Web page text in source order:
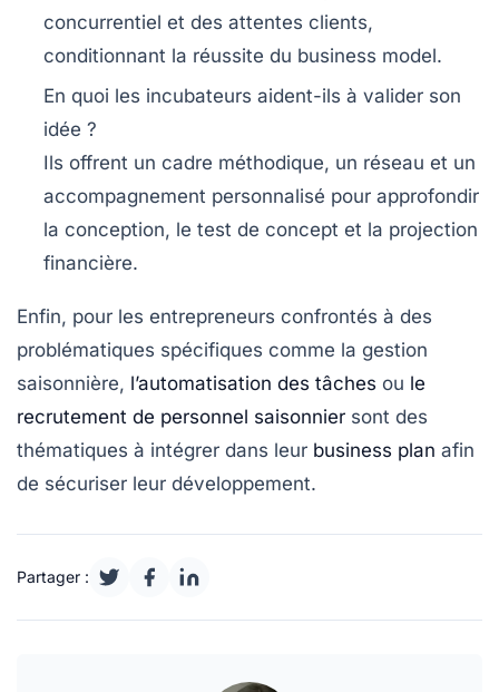
concurrentiel et des attentes clients,
conditionnant la réussite du business model.
En quoi les incubateurs aident-ils à valider son
idée ?
Ils offrent un cadre méthodique, un réseau et un
accompagnement personnalisé pour approfondir
la conception, le test de concept et la projection
financière.
Enfin, pour les entrepreneurs confrontés à des
problématiques spécifiques comme la gestion
saisonnière, l’automatisation des tâches ou le
recrutement de personnel saisonnier sont des
thématiques à intégrer dans leur business plan afin
de sécuriser leur développement.
Partager :